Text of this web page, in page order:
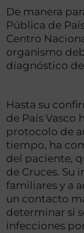
De manera
Pública de
Centro
organismo
diagnóstico
Hasta su
de País Vasco
protocolo de
tiempo, ha
del paciente,
de Cruces. Su
familiares y a
un contacto
determinar si
infecciones